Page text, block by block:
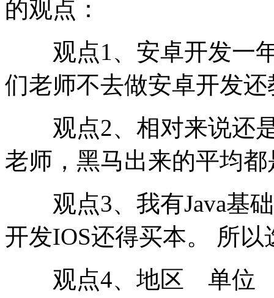
的观点：
观点1、安卓开发一年
们老师不去做安卓开发
观点2、相对来说还是
老师，黑马出来的平均都
观点3、我有Java基础
开发IOS还得买本。 所以
观点4、地区 单位